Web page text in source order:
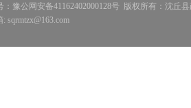
：豫公网安备41162402000128号 版权所有：沈丘
sqrmtzx@163.com